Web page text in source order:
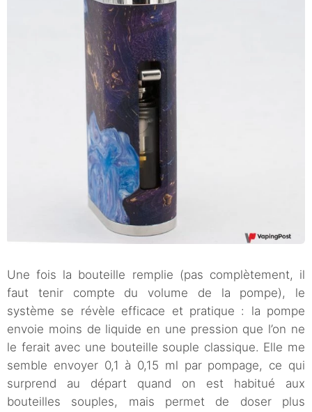
Une fois la bouteille remplie (pas complètement, il
faut tenir compte du volume de la pompe), le
système se révèle efficace et pratique : la pompe
envoie moins de liquide en une pression que l’on ne
le ferait avec une bouteille souple classique. Elle me
semble envoyer 0,1 à 0,15 ml par pompage, ce qui
surprend au départ quand on est habitué aux
bouteilles souples, mais permet de doser plus